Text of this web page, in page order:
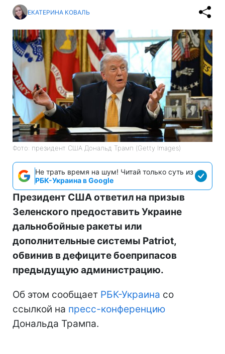
ЕКАТЕРИНА КОВАЛЬ
Фото: президент США Дональд Трамп (Getty Images)
Не трать время на шум! Читай только суть из
РБК-Украина в Google
Президент США ответил на призыв
Зеленского предоставить Украине
дальнобойные ракеты или
дополнительные системы Patriot,
обвинив в дефиците боеприпасов
предыдущую администрацию.
Об этом сообщает РБК-Украина со
ссылкой на пресс-конференцию
Дональда Трампа.